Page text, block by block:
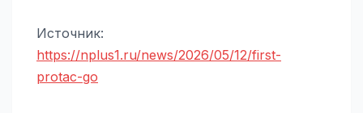
Источник:
https://nplus1.ru/news/2026/05/12/first-
protac-go